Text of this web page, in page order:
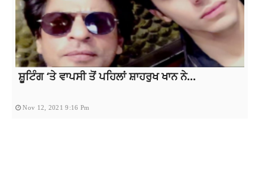
ਸ਼ੂਟਿੰਗ ‘ਤੇ ਵਾਪਸੀ ਤੋਂ ਪਹਿਲਾਂ ਸ਼ਾਹਰੁਖ ਖਾਨ ਨੇ...
Nov 12, 2021 9:16 Pm